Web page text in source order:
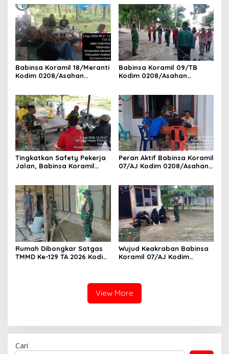
Babinsa Koramil 18/Meranti
Kodim 0208/Asahan
Masyarakat Binaan
Babinsa Koramil 09/TB
Kodim 0208/Asahan
Siswa-siswi MAN1 Kota
Tanjung Balai
Tingkatkan Safety Pekerja
Jalan, Babinsa Koramil
Pemotong Rumput Dinas PU
Peran Aktif Babinsa Koramil
07/AJ Kodim 0208/Asahan
Rumah Dibongkar Satgas
TMMD Ke-129 TA 2026 Kodim
Wujud Keakraban Babinsa
Koramil 07/AJ Kodim
View More
Cari